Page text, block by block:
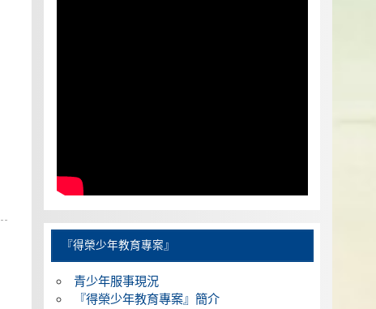
『得榮少年教育專案』
青少年服事現況
『得榮少年教育專案』簡介